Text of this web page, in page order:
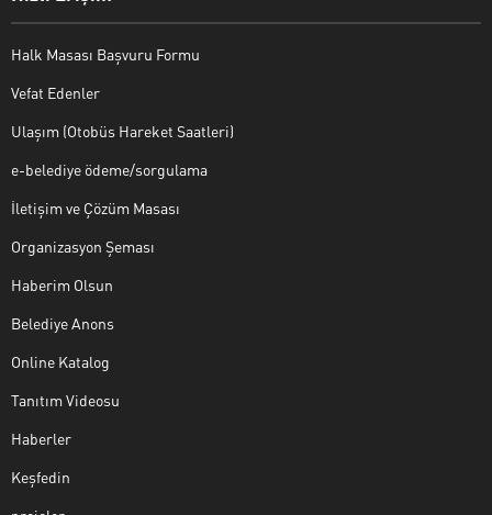
Halk Masası Başvuru Formu
Vefat Edenler
Ulaşım (Otobüs Hareket Saatleri)
e-belediye ödeme/sorgulama
İletişim ve Çözüm Masası
Organizasyon Şeması
Haberim Olsun
Belediye Anons
Online Katalog
Tanıtım Videosu
Haberler
Keşfedin